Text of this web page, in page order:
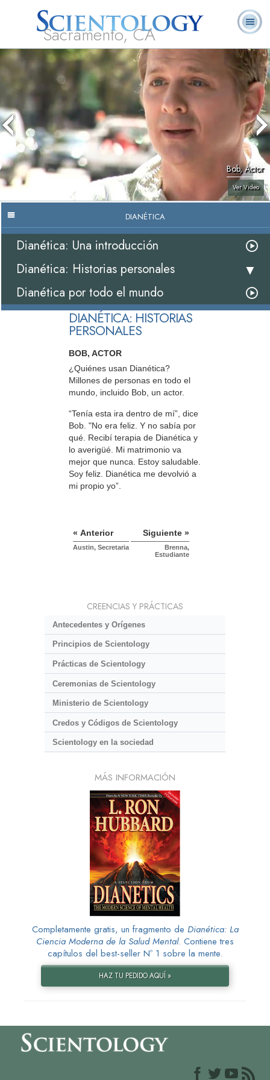
Sacramento, CA
Acerca de
Nosotros
L. Ronald
Hubbard
¿Qué es
Scientology?
Voluntarios
Libros
Bob, Actor
Ver Video
DIANÉTICA
Dianética: Una introducción
Dianética: Historias personales
Dianética por todo el mundo
DIANÉTICA: HISTORIAS
PERSONALES
BOB, ACTOR
¿Quiénes usan Dianética?
Millones de personas en todo el
mundo, incluido Bob, un actor.
“Tenía esta ira dentro de mí”, dice
Bob. "No era feliz. Y no sabía por
qué. Recibí terapia de Dianética y
lo averigüé. Mi matrimonio va
mejor que nunca. Estoy saludable.
Soy feliz. Dianética me devolvió a
mi propio yo”.
« Anterior
Austin, Secretaria
Siguiente »
Brenna,
Estudiante
CREENCIAS Y PRÁCTICAS
Antecedentes y Orígenes
Principios de Scientology
Prácticas de Scientology
Ceremonias de Scientology
Ministerio de Scientology
Credos y Códigos de Scientology
Scientology en la sociedad
MÁS INFORMACIÓN
Completamente gratis, un fragmento de Dianética: La
Ciencia Moderna de la Salud Mental. Contiene tres
capítulos del best-seller Nº 1 sobre la mente.
HAZ TU PEDIDO AQUÍ »